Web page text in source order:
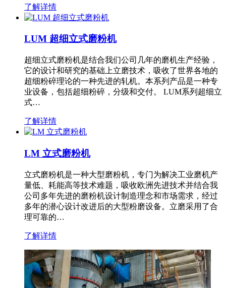
了解详情
LUM 超细立式磨粉机
超细立式磨粉机是结合我们公司几年的磨机生产经验，
它的设计和研究的基础上立磨技术，吸收了世界各地的
超细粉碎理论的一种先进的轧机。本系列产品是一种专
业设备，包括超细粉碎，分级和交付。 LUM系列超细立
式…
了解详情
LM 立式磨粉机
立式磨粉机是一种大型磨粉机，专门为解决工业磨机产
量低、耗能高等技术难题，吸收欧洲先进技术并结合我
公司多年先进的磨粉机设计制造理念和市场需求，经过
多年的潜心设计改进后的大型粉磨设备。立磨采用了合
理可靠的…
了解详情